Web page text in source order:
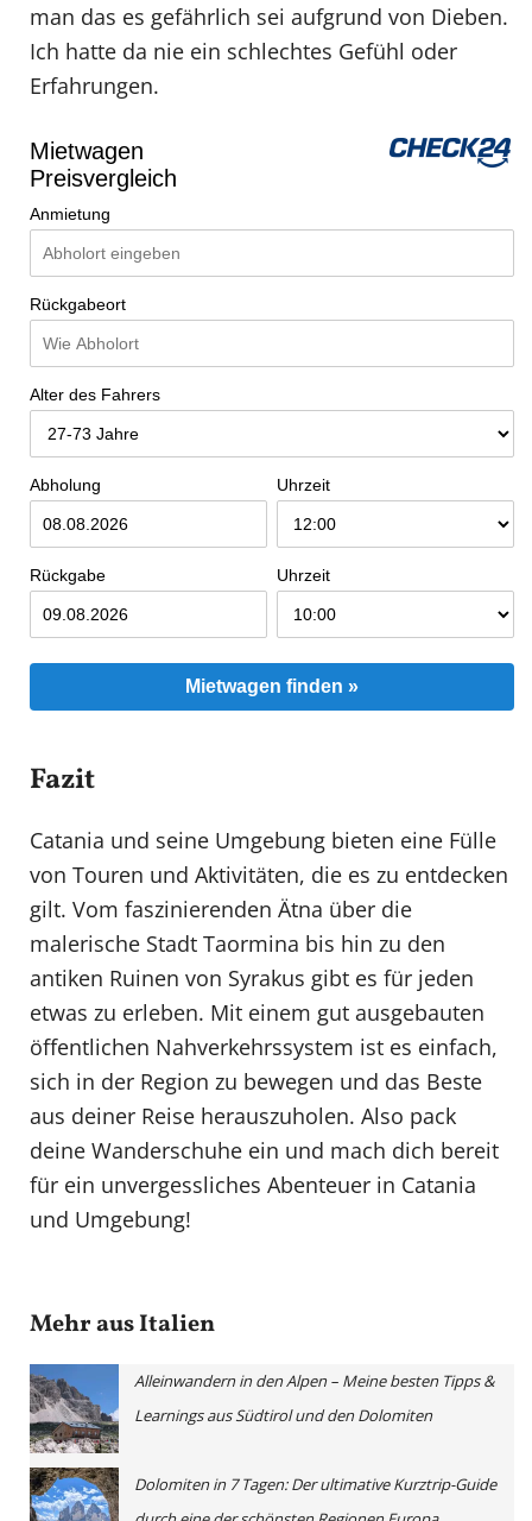
man das es gefährlich sei aufgrund von Dieben.
Ich hatte da nie ein schlechtes Gefühl oder
Erfahrungen.
Mietwagen
Preisvergleich
Anmietung
Rückgabeort
Alter des Fahrers
Abholung Uhrzeit
Rückgabe Uhrzeit
Mietwagen finden »
Fazit
Catania und seine Umgebung bieten eine Fülle
von Touren und Aktivitäten, die es zu entdecken
gilt. Vom faszinierenden Ätna über die
malerische Stadt Taormina bis hin zu den
antiken Ruinen von Syrakus gibt es für jeden
etwas zu erleben. Mit einem gut ausgebauten
öffentlichen Nahverkehrssystem ist es einfach,
sich in der Region zu bewegen und das Beste
aus deiner Reise herauszuholen. Also pack
deine Wanderschuhe ein und mach dich bereit
für ein unvergessliches Abenteuer in Catania
und Umgebung!
Mehr aus Italien
Alleinwandern in den Alpen – Meine besten Tipps &
Learnings aus Südtirol und den Dolomiten
Dolomiten in 7 Tagen: Der ultimative Kurztrip-Guide